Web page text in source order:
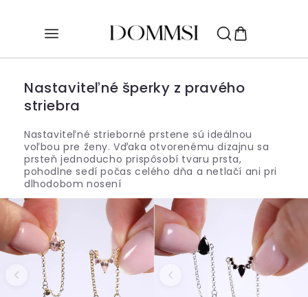
Nastaviteľné šperky z pravého
striebra
Nastaviteľné strieborné prstene sú ideálnou
voľbou pre ženy. Vďaka otvorenému dizajnu sa
prsteň jednoducho prispôsobí tvaru prsta,
pohodlne sedí počas celého dňa a netlačí ani pri
dlhodobom nosení